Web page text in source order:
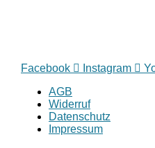
Facebook Instagram
AGB
Widerruf
Datenschutz
Impressum